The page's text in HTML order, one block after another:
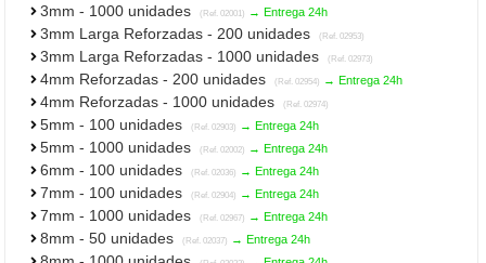
3mm - 1000 unidades (Ref. 02001) → Entrega 24h
3mm Larga Reforzadas - 200 unidades (Ref. 02953)
3mm Larga Reforzadas - 1000 unidades (Ref. 02973)
4mm Reforzadas - 200 unidades (Ref. 02954) → Entrega 24h
4mm Reforzadas - 1000 unidades (Ref. 02974)
5mm - 100 unidades (Ref. 02903) → Entrega 24h
5mm - 1000 unidades (Ref. 02002) → Entrega 24h
6mm - 100 unidades (Ref. 02036) → Entrega 24h
7mm - 100 unidades (Ref. 02904) → Entrega 24h
7mm - 1000 unidades (Ref. 02967) → Entrega 24h
8mm - 50 unidades (Ref. 02037) → Entrega 24h